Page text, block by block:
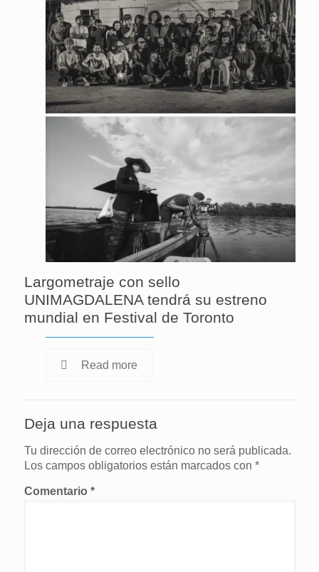
Largometraje con sello
UNIMAGDALENA tendrá su estreno
mundial en Festival de Toronto
Read more
Deja una respuesta
Tu dirección de correo electrónico no será publicada.
Los campos obligatorios están marcados con *
Comentario *